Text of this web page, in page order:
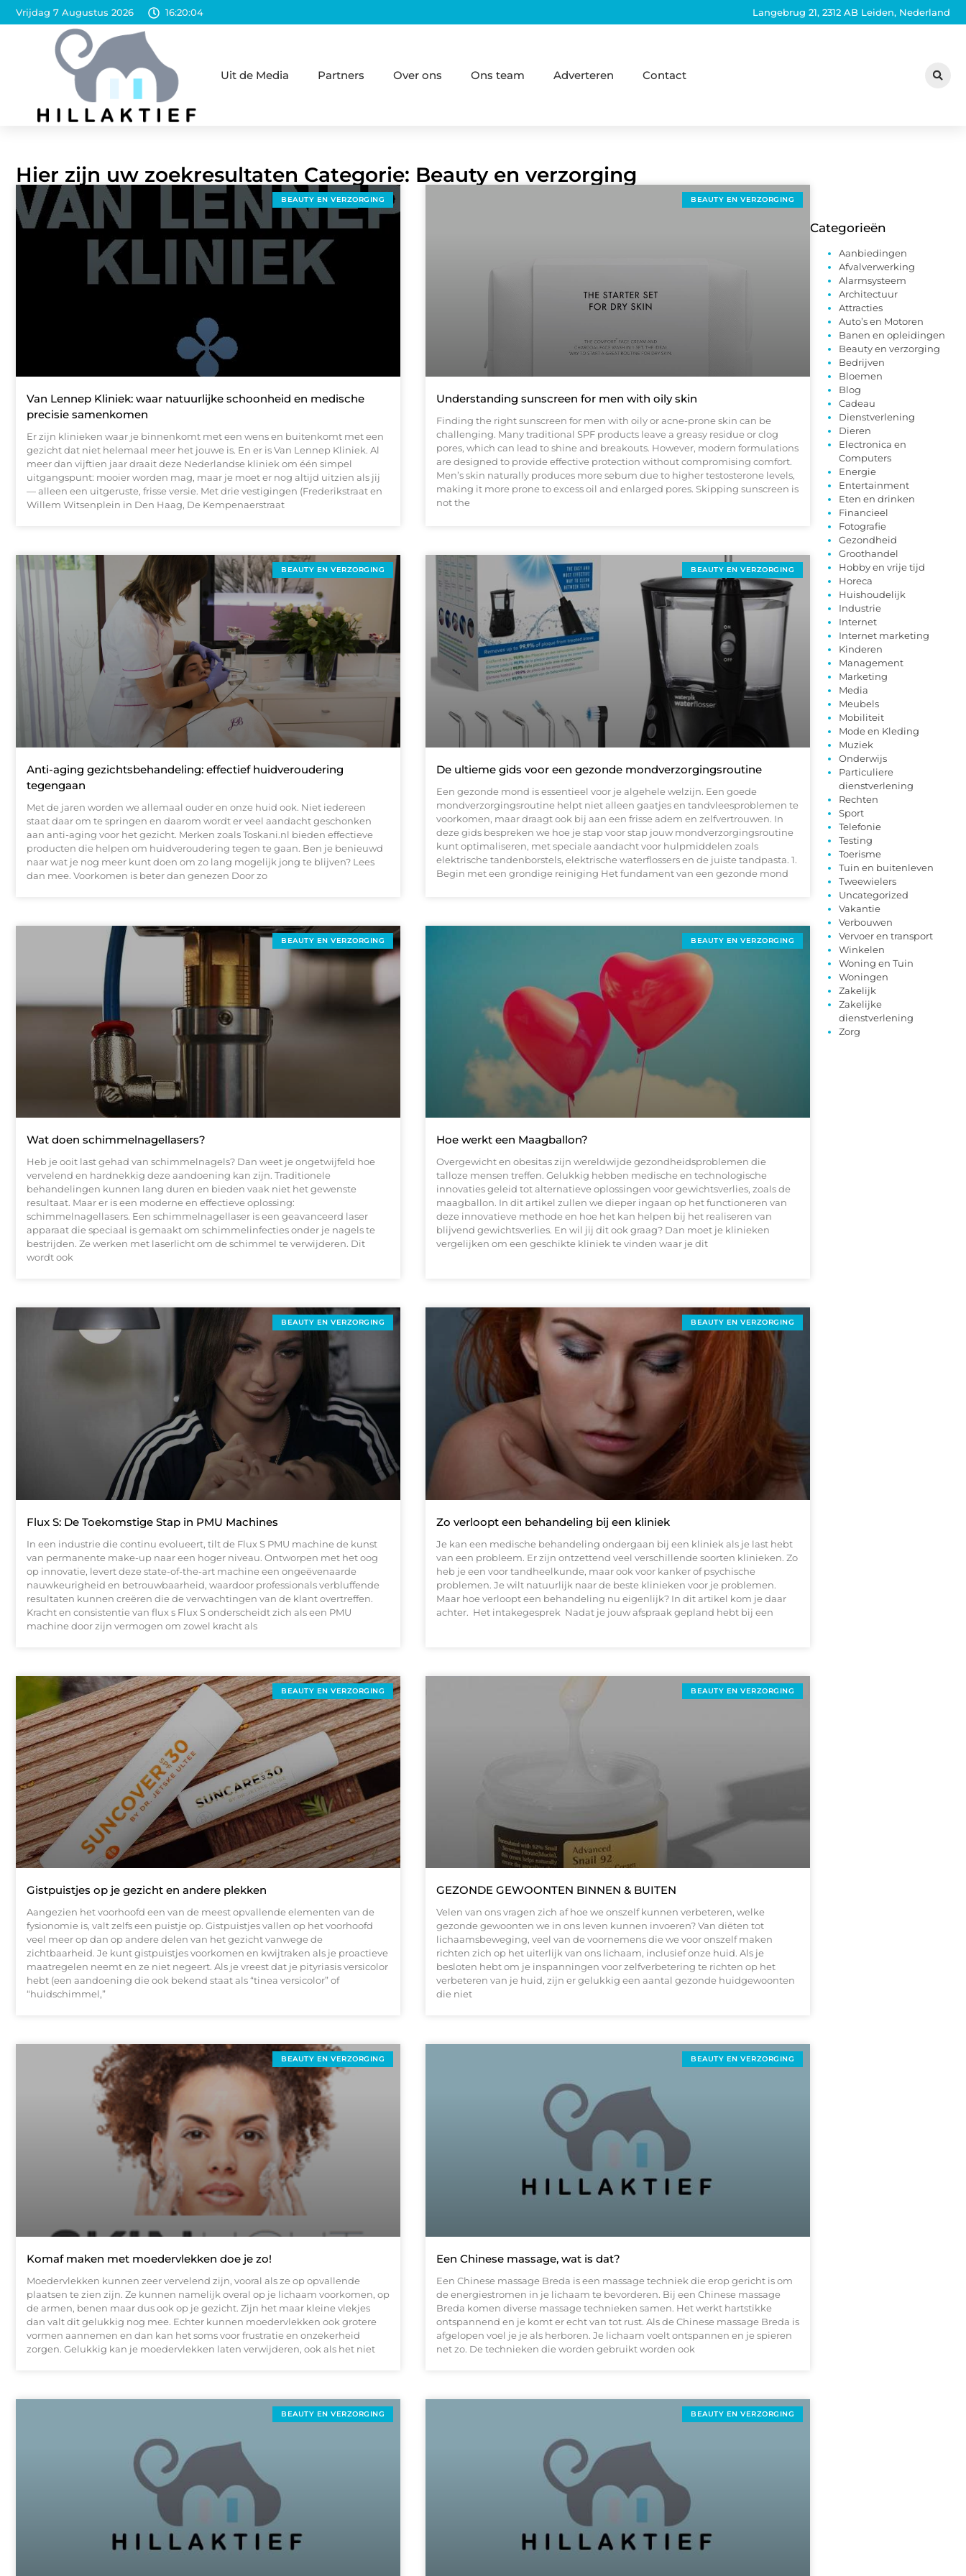
Vrijdag 7 Augustus 2026 16:20:06 Langebrug 21, 2312 AB Leiden, Nederland
Uit de Media Partners Over ons Ons team Adverteren Contact
Hier zijn uw zoekresultaten Categorie: Beauty en verzorging
BEAUTY EN VERZORGING
Van Lennep Kliniek: waar natuurlijke schoonheid en medische
precisie samenkomen
Er zijn klinieken waar je binnenkomt met een wens en buitenkomt met een
gezicht dat niet helemaal meer het jouwe is. En er is Van Lennep Kliniek. Al
meer dan vijftien jaar draait deze Nederlandse kliniek om één simpel
uitgangspunt: mooier worden mag, maar je moet er nog altijd uitzien als jij
— alleen een uitgeruste, frisse versie. Met drie vestigingen (Frederikstraat en
Willem Witsenplein in Den Haag, De Kempenaerstraat
BEAUTY EN VERZORGING
Understanding sunscreen for men with oily skin
Finding the right sunscreen for men with oily or acne-prone skin can be
challenging. Many traditional SPF products leave a greasy residue or clog
pores, which can lead to shine and breakouts. However, modern formulations
are designed to provide effective protection without compromising comfort.
Men’s skin naturally produces more sebum due to higher testosterone levels,
making it more prone to excess oil and enlarged pores. Skipping sunscreen is
not the
BEAUTY EN VERZORGING
Anti-aging gezichtsbehandeling: effectief huidveroudering
tegengaan
Met de jaren worden we allemaal ouder en onze huid ook. Niet iedereen
staat daar om te springen en daarom wordt er veel aandacht geschonken
aan anti-aging voor het gezicht. Merken zoals Toskani.nl bieden effectieve
producten die helpen om huidveroudering tegen te gaan. Ben je benieuwd
naar wat je nog meer kunt doen om zo lang mogelijk jong te blijven? Lees
dan mee. Voorkomen is beter dan genezen Door zo
BEAUTY EN VERZORGING
De ultieme gids voor een gezonde mondverzorgingsroutine
Een gezonde mond is essentieel voor je algehele welzijn. Een goede
mondverzorgingsroutine helpt niet alleen gaatjes en tandvleesproblemen te
voorkomen, maar draagt ook bij aan een frisse adem en zelfvertrouwen. In
deze gids bespreken we hoe je stap voor stap jouw mondverzorgingsroutine
kunt optimaliseren, met speciale aandacht voor hulpmiddelen zoals
elektrische tandenborstels, elektrische waterflossers en de juiste tandpasta. 1.
Begin met een grondige reiniging Het fundament van een gezonde mond
BEAUTY EN VERZORGING
Wat doen schimmelnagellasers?
Heb je ooit last gehad van schimmelnagels? Dan weet je ongetwijfeld hoe
vervelend en hardnekkig deze aandoening kan zijn. Traditionele
behandelingen kunnen lang duren en bieden vaak niet het gewenste
resultaat. Maar er is een moderne en effectieve oplossing:
schimmelnagellasers. Een schimmelnagellaser is een geavanceerd laser
apparaat die speciaal is gemaakt om schimmelinfecties onder je nagels te
bestrijden. Ze werken met laserlicht om de schimmel te verwijderen. Dit
wordt ook
BEAUTY EN VERZORGING
Hoe werkt een Maagballon?
Overgewicht en obesitas zijn wereldwijde gezondheidsproblemen die
talloze mensen treffen. Gelukkig hebben medische en technologische
innovaties geleid tot alternatieve oplossingen voor gewichtsverlies, zoals de
maagballon. In dit artikel zullen we dieper ingaan op het functioneren van
deze innovatieve methode en hoe het kan helpen bij het realiseren van
blijvend gewichtsverlies. En wil jij dit ook graag? Dan moet je klinieken
vergelijken om een geschikte kliniek te vinden waar je dit
BEAUTY EN VERZORGING
Flux S: De Toekomstige Stap in PMU Machines
In een industrie die continu evolueert, tilt de Flux S PMU machine de kunst
van permanente make-up naar een hoger niveau. Ontworpen met het oog
op innovatie, levert deze state-of-the-art machine een ongeëvenaarde
nauwkeurigheid en betrouwbaarheid, waardoor professionals verbluffende
resultaten kunnen creëren die de verwachtingen van de klant overtreffen.
Kracht en consistentie van flux s Flux S onderscheidt zich als een PMU
machine door zijn vermogen om zowel kracht als
BEAUTY EN VERZORGING
Zo verloopt een behandeling bij een kliniek
Je kan een medische behandeling ondergaan bij een kliniek als je last hebt
van een probleem. Er zijn ontzettend veel verschillende soorten klinieken. Zo
heb je een voor tandheelkunde, maar ook voor kanker of psychische
problemen. Je wilt natuurlijk naar de beste klinieken voor je problemen.
Maar hoe verloopt een behandeling nu eigenlijk? In dit artikel kom je daar
achter. Het intakegesprek Nadat je jouw afspraak gepland hebt bij een
BEAUTY EN VERZORGING
Gistpuistjes op je gezicht en andere plekken
Aangezien het voorhoofd een van de meest opvallende elementen van de
fysionomie is, valt zelfs een puistje op. Gistpuistjes vallen op het voorhoofd
veel meer op dan op andere delen van het gezicht vanwege de
zichtbaarheid. Je kunt gistpuistjes voorkomen en kwijtraken als je proactieve
maatregelen neemt en ze niet negeert. Als je vreest dat je pityriasis versicolor
hebt (een aandoening die ook bekend staat als “tinea versicolor” of
“huidschimmel,”
BEAUTY EN VERZORGING
GEZONDE GEWOONTEN BINNEN & BUITEN
Velen van ons vragen zich af hoe we onszelf kunnen verbeteren, welke
gezonde gewoonten we in ons leven kunnen invoeren? Van diëten tot
lichaamsbeweging, veel van de voornemens die we voor onszelf maken
richten zich op het uiterlijk van ons lichaam, inclusief onze huid. Als je
besloten hebt om je inspanningen voor zelfverbetering te richten op het
verbeteren van je huid, zijn er gelukkig een aantal gezonde huidgewoonten
die niet
BEAUTY EN VERZORGING
Komaf maken met moedervlekken doe je zo!
Moedervlekken kunnen zeer vervelend zijn, vooral als ze op opvallende
plaatsen te zien zijn. Ze kunnen namelijk overal op je lichaam voorkomen, op
de armen, benen maar dus ook op je gezicht. Zijn het maar kleine vlekjes
dan valt dit gelukkig nog mee. Echter kunnen moedervlekken ook grotere
vormen aannemen en dan kan het soms voor frustratie en onzekerheid
zorgen. Gelukkig kan je moedervlekken laten verwijderen, ook als het niet
BEAUTY EN VERZORGING
Een Chinese massage, wat is dat?
Een Chinese massage Breda is een massage techniek die erop gericht is om
de energiestromen in je lichaam te bevorderen. Bij een Chinese massage
Breda komen diverse massage technieken samen. Het werkt hartstikke
ontspannend en je komt er echt van tot rust. Als de Chinese massage Breda is
afgelopen voel je je als herboren. Je lichaam voelt ontspannen en je spieren
net zo. De technieken die worden gebruikt worden ook
BEAUTY EN VERZORGING BEAUTY EN VERZORGING
Categorieën
Aanbiedingen
Afvalverwerking
Alarmsysteem
Architectuur
Attracties
Auto’s en Motoren
Banen en opleidingen
Beauty en verzorging
Bedrijven
Bloemen
Blog
Cadeau
Dienstverlening
Dieren
Electronica en
Computers
Energie
Entertainment
Eten en drinken
Financieel
Fotografie
Gezondheid
Groothandel
Hobby en vrije tijd
Horeca
Huishoudelijk
Industrie
Internet
Internet marketing
Kinderen
Management
Marketing
Media
Meubels
Mobiliteit
Mode en Kleding
Muziek
Onderwijs
Particuliere
dienstverlening
Rechten
Sport
Telefonie
Testing
Toerisme
Tuin en buitenleven
Tweewielers
Uncategorized
Vakantie
Verbouwen
Vervoer en transport
Winkelen
Woning en Tuin
Woningen
Zakelijk
Zakelijke
dienstverlening
Zorg